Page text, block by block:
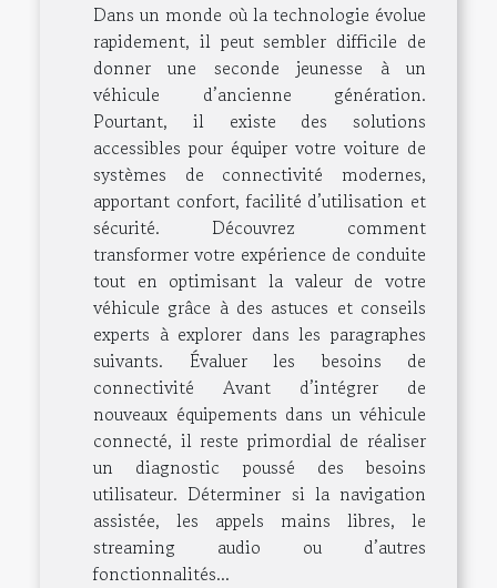
Dans un monde où la technologie évolue
rapidement, il peut sembler difficile de
donner une seconde jeunesse à un
véhicule d’ancienne génération.
Pourtant, il existe des solutions
accessibles pour équiper votre voiture de
systèmes de connectivité modernes,
apportant confort, facilité d’utilisation et
sécurité. Découvrez comment
transformer votre expérience de conduite
tout en optimisant la valeur de votre
véhicule grâce à des astuces et conseils
experts à explorer dans les paragraphes
suivants. Évaluer les besoins de
connectivité Avant d’intégrer de
nouveaux équipements dans un véhicule
connecté, il reste primordial de réaliser
un diagnostic poussé des besoins
utilisateur. Déterminer si la navigation
assistée, les appels mains libres, le
streaming audio ou d’autres
fonctionnalités...